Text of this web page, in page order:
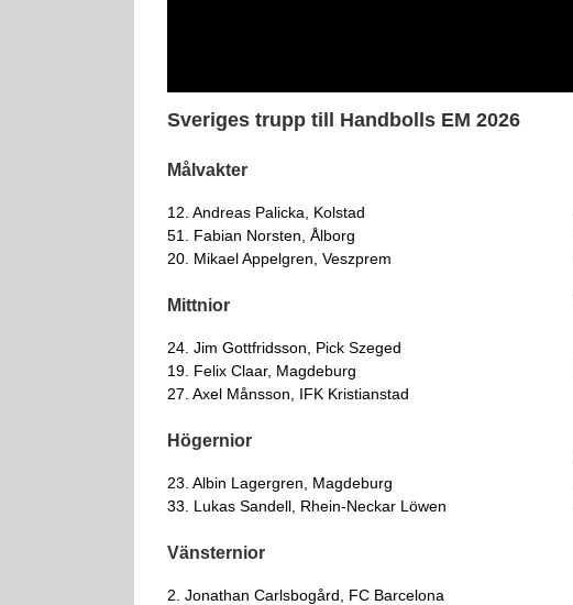
Sveriges trupp till Handbolls EM 2026
Målvakter
12. Andreas Palicka, Kolstad
51. Fabian Norsten, Ålborg
20. Mikael Appelgren, Veszprem
Mittnior
24. Jim Gottfridsson, Pick Szeged
19. Felix Claar, Magdeburg
27. Axel Månsson, IFK Kristianstad
Högernior
23. Albin Lagergren, Magdeburg
33. Lukas Sandell, Rhein-Neckar Löwen
Vänsternior
2. Jonathan Carlsbogård, FC Barcelona